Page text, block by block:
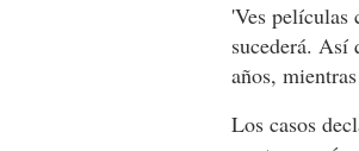
'Ves películas
sucederá. Así
años,
Los casos